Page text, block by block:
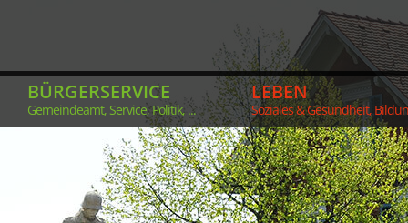
BÜRGERSERVICE
Gemeindeamt, Service, Politik, ...
LEBEN
Soziales & Gesundheit,